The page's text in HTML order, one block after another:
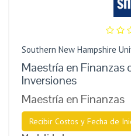
Southern New Hampshire
Maestría en Finanzas
Inversiones
Maestría en Finanzas
Recibir Costos y Fecha de